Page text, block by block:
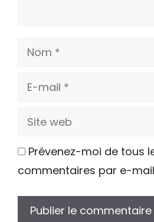
Nom
E-
Site
Prévenez-moi de tous
commentaires par e-